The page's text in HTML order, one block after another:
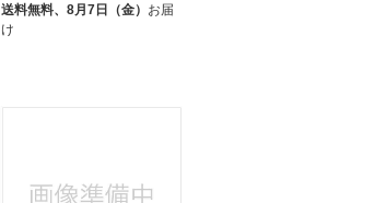
送料無料、 8月7日（金） お届
け